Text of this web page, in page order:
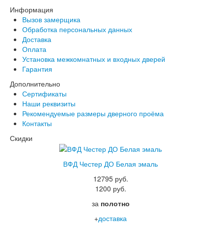
Информация
Вызов замерщика
Обработка персональных данных
Доставка
Оплата
Установка межкомнатных и входных дверей
Гарантия
Дополнительно
Сертификаты
Наши реквизиты
Рекомендуемые размеры дверного проёма
Контакты
Скидки
ВФД Честер ДО Белая эмаль
12795 руб.
1200 руб.
за полотно
+доставка